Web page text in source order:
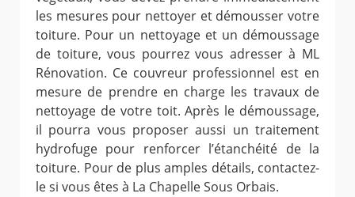
les mesures pour nettoyer et démousser votre
toiture. Pour un nettoyage et un démoussage
de toiture, vous pourrez vous adresser à ML
Rénovation. Ce couvreur professionnel est en
mesure de prendre en charge les travaux de
nettoyage de votre toit. Après le démoussage,
il pourra vous proposer aussi un traitement
hydrofuge pour renforcer l’étanchéité de la
toiture. Pour de plus amples détails, contactez-
le si vous êtes à La Chapelle Sous Orbais.